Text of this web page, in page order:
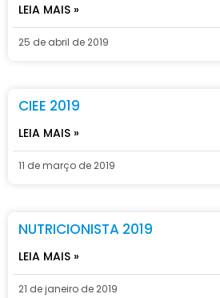
LEIA MAIS »
25 de abril de 2019
CIEE 2019
LEIA MAIS »
11 de março de 2019
NUTRICIONISTA 2019
LEIA MAIS »
21 de janeiro de 2019